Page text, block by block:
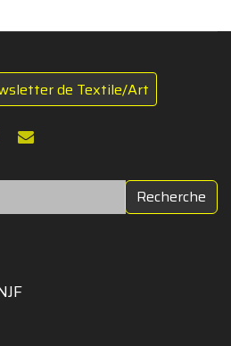
de Textile/Art
Recherche